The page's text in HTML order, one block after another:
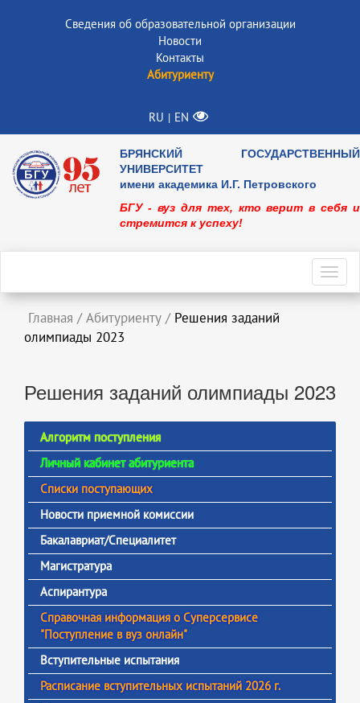
Сведения об образовательной организации
Новости
Контакты
Абитуриенту
RU | EN
БРЯНСКИЙ ГОСУДАРСТВЕННЫЙ
УНИВЕРСИТЕТ
имени академика И.Г. Петровского
БГУ - вуз для тех, кто верит в себя и
стремится к успеху!
Главная / Абитуриенту / Решения заданий
олимпиады 2023
Решения заданий олимпиады 2023
Алгоритм поступления
Личный кабинет абитуриента
Списки поступающих
Новости приемной комиссии
Бакалавриат/Специалитет
Магистратура
Аспирантура
Справочная информация о Суперсервисе
"Поступление в вуз онлайн"
Вступительные испытания
Расписание вступительных испытаний 2026 г.